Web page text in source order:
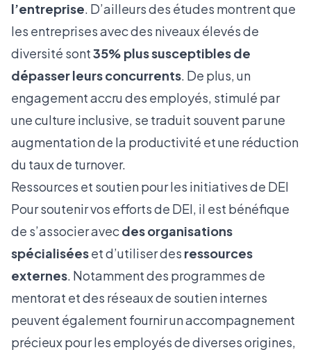
l’entreprise. D’ailleurs des études montrent que
les entreprises avec des niveaux élevés de
diversité sont35% plus susceptibles de
dépasser leurs concurrents. De plus, un
engagement accru des employés, stimulé par
une culture inclusive, se traduit souvent par une
augmentation de la productivité et une réduction
du taux de turnover.
Ressources et soutien pour les initiatives de DEI
Pour soutenir vos efforts de DEI, il est bénéfique
de s’associer avecdes organisations
spécialiséeset d’utiliser des ressources
externes. Notamment des programmes de
mentorat et des réseaux de soutien internes
peuvent également fournir un accompagnement
précieux pour les employés de diverses origines,